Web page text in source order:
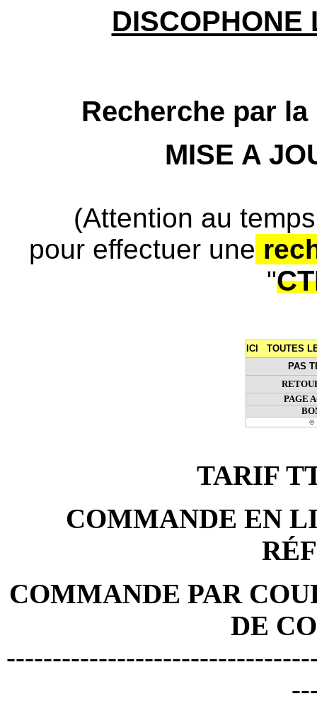
DISCOPHONE
Recherche par
MISE A
(Attention au
pour effectuer une
"
ICI TOUTES
PAS
PAGE
©
TARIF
COMMANDE EN
COMMANDE PAR
DE